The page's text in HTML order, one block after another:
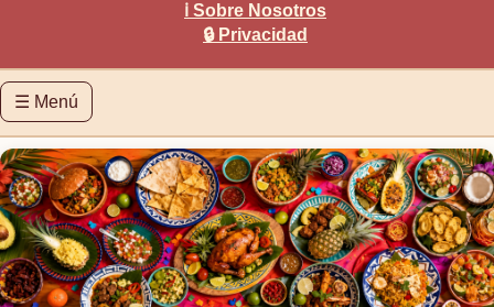
ℹ️ Sobre Nosotros
🔒Privacidad
☰ Menú
🏠
🍛
🍷